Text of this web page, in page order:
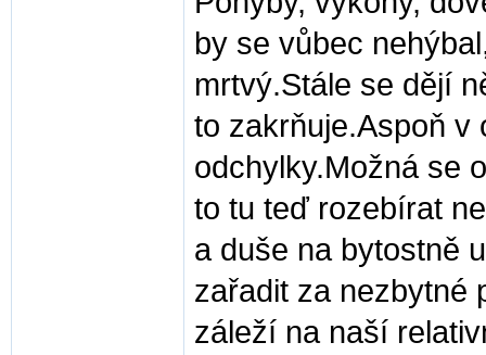
by se vůbec
mrtvý.Stále se dějí
to zakrňuje.Aspoň v
odchylky.Možná se
to tu teď rozebírat
a duše na bytostně
zařadit za nezbytné
záleží na naší